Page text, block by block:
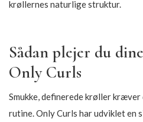
krøllernes naturlige struktur.
Sådan plejer du
Only Curls
Smukke, definerede krøller
rutine. Only Curls har udviklet en